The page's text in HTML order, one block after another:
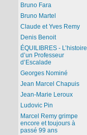
Bruno Fara
Bruno Martel
Claude et Yves Remy
Denis Benoit
ÉQUILIBRES - L’histoire
d’un Professeur
d’Escalade
Georges Nominé
Jean Marcel Chapuis
Jean-Marie Leroux
Ludovic Pin
Marcel Remy grimpe
encore et toujours à
passé 99 ans